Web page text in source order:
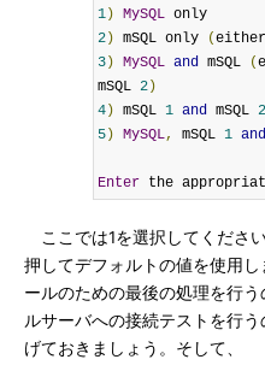
1) MySQL
only
2) mSQL only (either
3) MySQL and mSQL (
mSQL 2)
4) mSQL 1 and mSQL 2
5) MySQL, mSQL 1 and
Enter the
ここでは1を選択してくださ
押してデフォルトの値を使用
ールのための最後の処理を行
ルサーバへの接続テストを行
げておきましょう。そして、